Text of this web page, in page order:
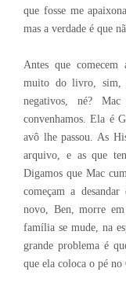
que fosse me
mas a verdade é que
Antes que
muito do livro, sim,
negativos, né?
convenhamos. Ela é
avô lhe passou. As
arquivo, e as que
Digamos que Mac
começam a
novo, Ben, morre
família se mude, na
grande problema é
que ela coloca o pé no